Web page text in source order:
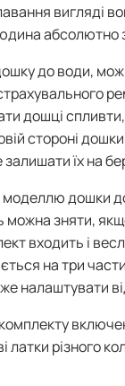
вигляді
абсолютно
до води,
дошці
стороні
їх на
дошки
можна зняти,
входить і
на три
налаштувати
латки різного